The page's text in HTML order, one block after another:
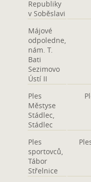
Republiky
v Soběslavi
Májové
odpoledne,
nám. T.
Bati
Sezimovo
Ústí II
Ples
Městyse
Stádlec,
Stádlec
Ples
sportovců,
Tábor
Střelnice